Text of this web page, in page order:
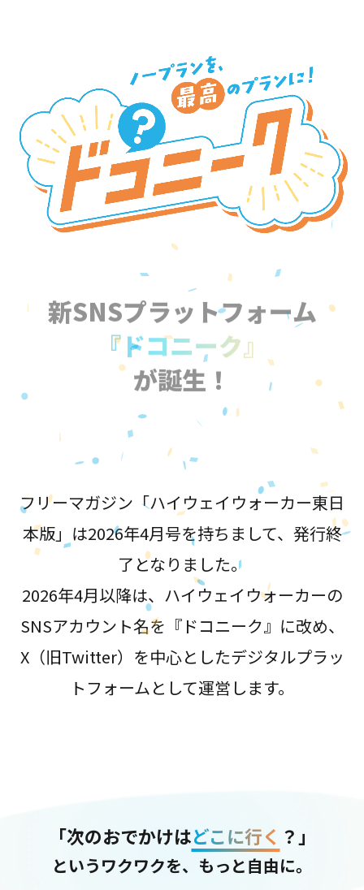
新SNSプラットフォーム
『ドコニーク』
が誕生！
フリーマガジン「ハイウェイウォーカー東日
本版」は2026年4月号を持ちまして、発行終
了となりました。
2026年4月以降は、ハイウェイウォーカーの
SNSアカウント名を『ドコニーク』に改め、
X（旧Twitter）を中心としたデジタルプラッ
トフォームとして運営します。
「次のおでかけはどこに行く ？」
というワクワクを、もっと自由に。